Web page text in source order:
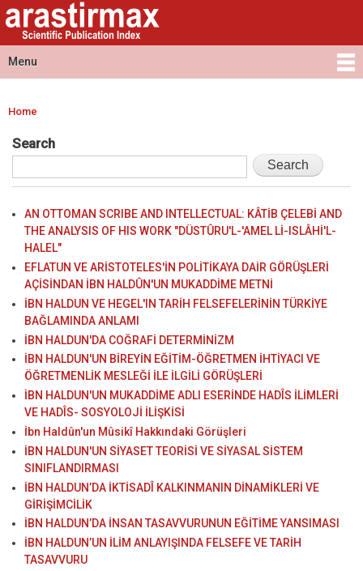
Skip to
main
content
Arastirmax
- Scientific
Publication
Index
Arastirmax
Scientific
Publication
Index
Menu
Main menu
You are here
Home
Search
AN OTTOMAN SCRIBE AND INTELLECTUAL: KÂTİB ÇELEBİ AND
THE ANALYSIS OF HIS WORK "DÜSTÛRU'L-'AMEL Lİ-ISLÂHİ'L-
HALEL"
EFLATUN VE ARİSTOTELES'İN POLİTİKAYA DAİR GÖRÜŞLERİ
AÇİSİNDAN İBN HALDÛN'UN MUKADDİME METNİ
İBN HALDUN VE HEGEL'IN TARİH FELSEFELERİNİN TÜRKİYE
BAĞLAMINDA ANLAMI
İBN HALDUN'DA COĞRAFİ DETERMİNİZM
İBN HALDUN'UN BİREYİN EĞİTİM-ÖĞRETMEN İHTİYACI VE
ÖĞRETMENLİK MESLEĞİ İLE İLGİLİ GÖRÜŞLERİ
İBN HALDUN'UN MUKADDİME ADLI ESERİNDE HADÎS İLİMLERİ
VE HADÎS- SOSYOLOJİ İLİŞKİSİ
İbn Haldûn'un Mûsikî Hakkındaki Görüşleri
İBN HALDUN'UN SİYASET TEORİSİ VE SİYASAL SİSTEM
SINIFLANDIRMASI
İBN HALDUN’DA İKTİSADÎ KALKINMANIN DİNAMİKLERİ VE
GİRİŞİMCİLİK
İBN HALDUN’DA İNSAN TASAVVURUNUN EĞİTİME YANSIMASI
İBN HALDUN’UN İLİM ANLAYIŞINDA FELSEFE VE TARİH
TASAVVURU